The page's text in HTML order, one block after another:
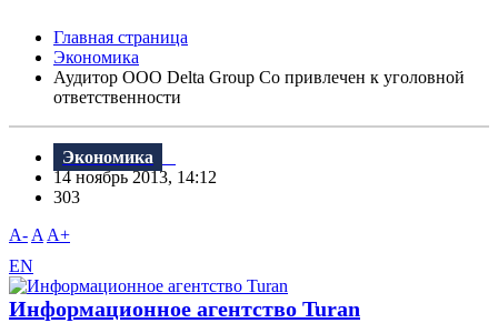
Главная страница
Экономика
Аудитор ООО Delta Group Co привлечен к уголовной
ответственности
Экономика
14 ноябрь 2013, 14:12
303
A- A A+
EN
Информационное агентство Turan